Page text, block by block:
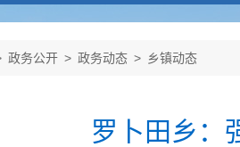
政务公开 > 政务动态 > 乡镇动态
罗卜田乡：